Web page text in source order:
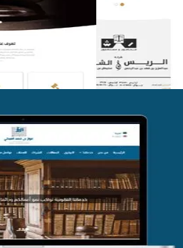
التفاصيل
موقع فواز
التفاصيل